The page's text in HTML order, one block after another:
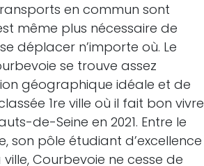
en commun sont
même plus nécessaire de
déplacer n’importe où. Le
se trouve assez
géographique idéale et de
1re ville où il fait bon vivre
de-Seine en 2021. Entre le
son pôle étudiant d’excellence
Courbevoie ne cesse de